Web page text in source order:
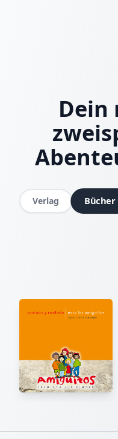
Dein
Verlag Bücher